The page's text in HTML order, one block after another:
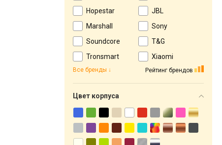
Hopestar
JBL
Marshall
Sony
Soundcore
T&G
Tronsmart
Xiaomi
Рейтинг брендов
Все бренды
Цвет корпуса